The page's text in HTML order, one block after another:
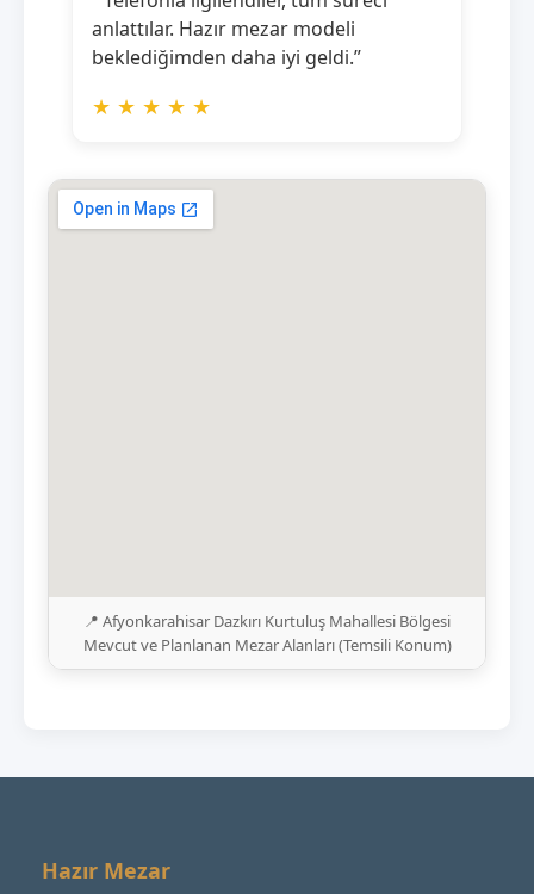
anlattılar. Hazır mezar modeli
beklediğimden daha iyi geldi.”
★ ★ ★ ★ ★
📍 Afyonkarahisar Dazkırı Kurtuluş Mahallesi Bölgesi
Mevcut ve Planlanan Mezar Alanları (Temsili Konum)
Hazır Mezar